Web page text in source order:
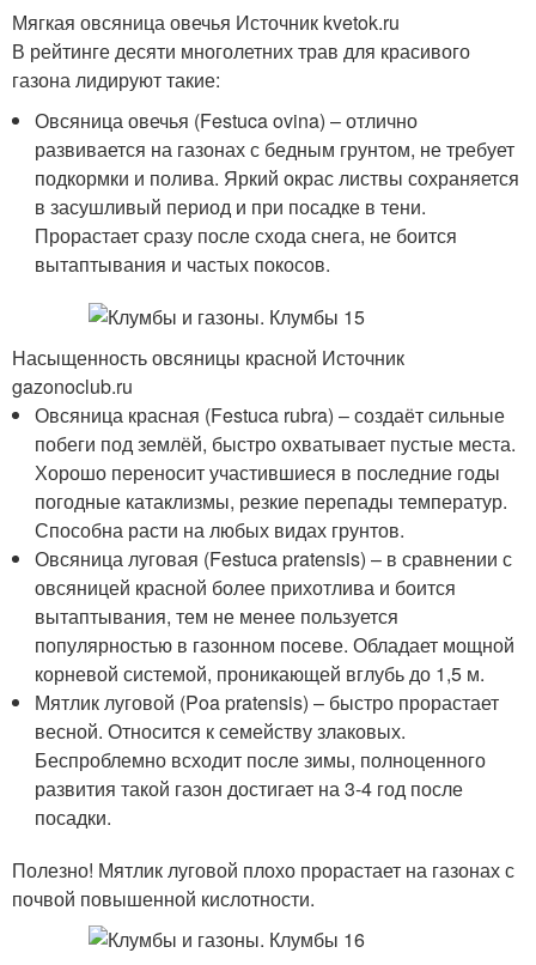
Мягкая овсяница овечья Источник kvetok.ru
В рейтинге десяти многолетних трав для красивого
газона лидируют такие:
Овсяница овечья (Festuca ovina) – отлично
развивается на газонах с бедным грунтом, не требует
подкормки и полива. Яркий окрас листвы сохраняется
в засушливый период и при посадке в тени.
Прорастает сразу после схода снега, не боится
вытаптывания и частых покосов.
Насыщенность овсяницы красной Источник
gazonoclub.ru
Овсяница красная (Festuca rubra) – создаёт сильные
побеги под землёй, быстро охватывает пустые места.
Хорошо переносит участившиеся в последние годы
погодные катаклизмы, резкие перепады температур.
Способна расти на любых видах грунтов.
Овсяница луговая (Festuca pratensis) – в сравнении с
овсяницей красной более прихотлива и боится
вытаптывания, тем не менее пользуется
популярностью в газонном посеве. Обладает мощной
корневой системой, проникающей вглубь до 1,5 м.
Мятлик луговой (Poa pratensis) – быстро прорастает
весной. Относится к семейству злаковых.
Беспроблемно всходит после зимы, полноценного
развития такой газон достигает на 3-4 год после
посадки.
Полезно! Мятлик луговой плохо прорастает на газонах с
почвой повышенной кислотности.